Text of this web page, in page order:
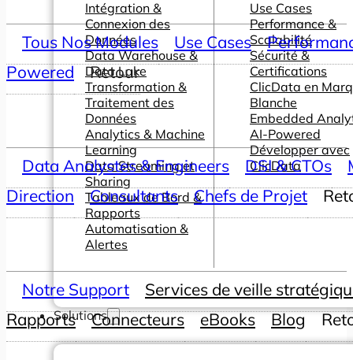
Intégration &
Connexion des
Données
Data Warehouse &
Data Lake
Transformation &
Traitement des
Données
Analytics & Machine
Learning
Data Streaming et
Sharing
Tableaux de Bord &
Rapports
Automatisation &
Alertes
Use Cases
Performance &
Scalabilité
Sécurité &
Certifications
ClicData en
Blanche
Embedded
AI-Powered
Développer avec
ClicData
Solutions
Tous Nos Modules Use Cases
Powered
Retour
Data Analystes & Engineers DSI & CTOs
Direction
Consultants Chefs de Projet
Notre Support
Services de veille
Rapports
Connecteurs eBooks Blog